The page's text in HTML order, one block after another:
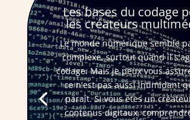
Les bases du codage
les créateurs
Le monde numérique semble
complexe, surtout quand il
codage. Mais je peux vous
ce n'est pas aussi intimidant
paraît. Si vous êtes un
contenus digitaux,